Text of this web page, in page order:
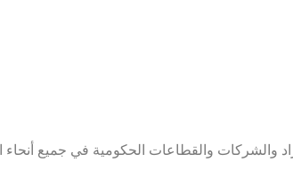
والشركات والقطاعات الحكومية في جميع أنحاء